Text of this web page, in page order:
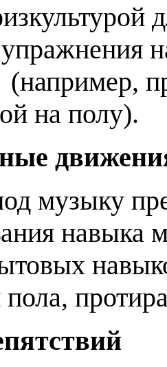
(например,
на полу).
музыку
навыка